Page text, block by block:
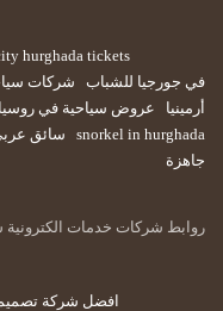
hurghada tickets
في جورجيا للشباب
شركات
أرمينيا
عروض سياحية في روسيا
snorkel in hurghada
سائق
جاهزة
روابط شركات خدمات الكترونية
افضل شركة